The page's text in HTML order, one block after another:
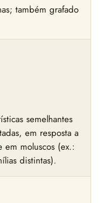
também grafado
semelhantes
em resposta a
em moluscos (ex.:
distintas).